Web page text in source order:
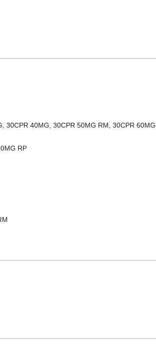
30CPR 40MG, 30CPR 50MG RM, 30CPR
RP